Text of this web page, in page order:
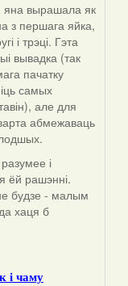
яна вырашала як
з першага яйка,
і трэці. Гэта
вывадка (так
пачатку
самых
але для
абмежаваць
і
ёй рашэнні.
будзе - малым
хаця б
і чаму